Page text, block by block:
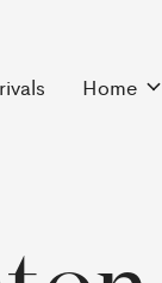
Home